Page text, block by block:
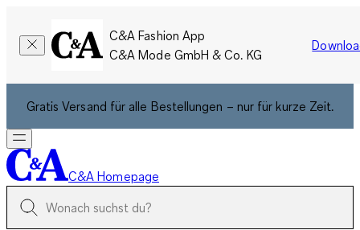
C&A Fashion App
C&A Mode GmbH & Co. KG
Gratis Versand für alle Bestellungen – nur für kurze Zeit.
C&A Homepage